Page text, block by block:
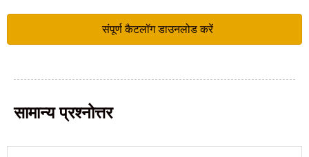
संपूर्ण कैटलॉग डाउनलोड करें
सामान्य प्रश्नोत्तर